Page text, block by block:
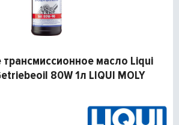
масло Liqui
80W 1л LIQUI MOLY